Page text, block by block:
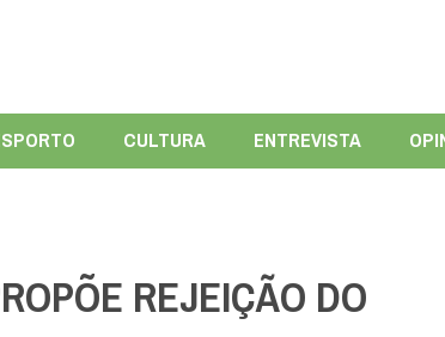
CULTURA ENTREVISTA
REJEIÇÃO DO